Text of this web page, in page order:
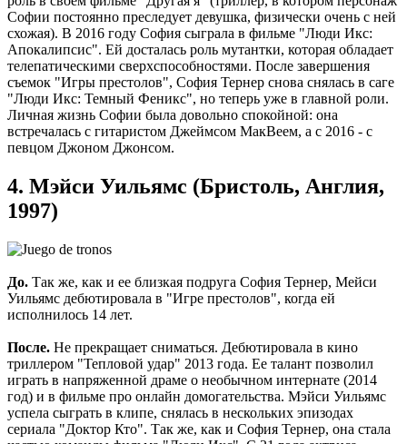
Софии постоянно преследует девушка, физически очень с ней
схожая). В 2016 году София сыграла в фильме "Люди Икс:
Апокалипсис". Ей досталась роль мутантки, которая обладает
телепатическими сверхспособностями. После завершения
съемок "Игры престолов", София Тернер снова снялась в саге
"Люди Икс: Темный Феникс", но теперь уже в главной роли.
Личная жизнь Софии была довольно спокойной: она
встречалась с гитаристом Джеймсом МакВеем, а с 2016 - с
певцом Джоном Джонсом.
4. Мэйси Уильямс (Бристоль, Англия,
1997)
До. Так же, как и ее близкая подруга София Тернер, Мейси
Уильямс дебютировала в "Игре престолов", когда ей
исполнилось 14 лет.
После. Не прекращает сниматься. Дебютировала в кино
триллером "Тепловой удар" 2013 года. Ее талант позволил
играть в напряженной драме о необычном интернате (2014
год) и в фильме про онлайн домогательства. Мэйси Уильямс
успела сыграть в клипе, снялась в нескольких эпизодах
сериала "Доктор Кто". Так же, как и София Тернер, она стала